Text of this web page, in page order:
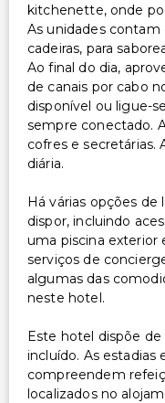
kitchenette, onde
As unidades
cadeiras, para
Ao final do dia,
de canais por cabo
disponível ou ligue-
sempre conectado.
cofres e secretárias.
diária.
Há várias opções
dispor, incluindo
uma piscina exterior
serviços de
algumas das
neste hotel.
Este hotel dispõe
incluído. As
compreendem
localizados no